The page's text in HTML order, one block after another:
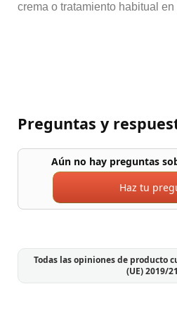
crema o tratamiento habitual en
Preguntas y
Aún no hay preguntas
Haz tu
Todas las opiniones de producto
(UE) 2019/